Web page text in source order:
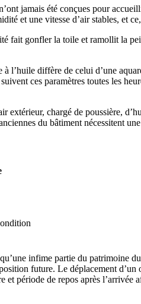
jamais été conçues pour
et une vitesse d’air stables, et
fait gonfler la toile et ramollit la
diffère de celui d’une
ces paramètres toutes les
chargé de poussière,
du bâtiment nécessitent
infime partie du patrimoine
future. Le déplacement d’un
période de repos après l’arrivée